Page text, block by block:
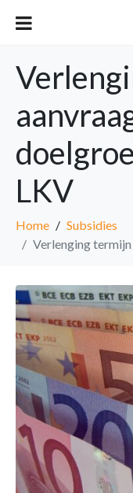
LKV
Home
Subsidies
Verlenging